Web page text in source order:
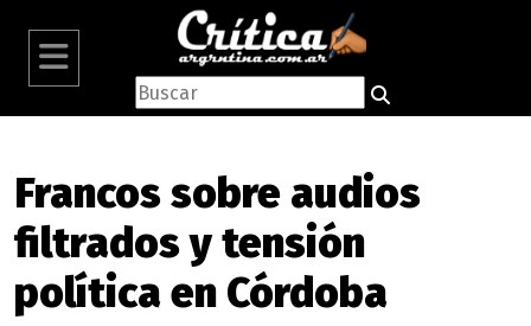
Francos sobre audios
filtrados y tensión
política en Córdoba